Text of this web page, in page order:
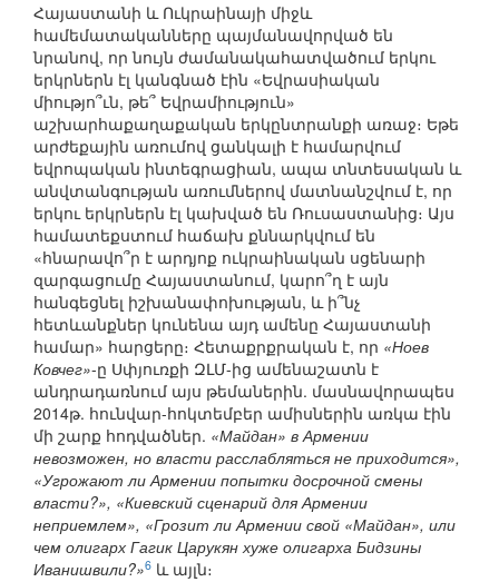
Հայաստանի և Ուկրաինայի միջև
համեմատականները պայմանավորված են
նրանով, որ նույն ժամանակահատվածում երկու
երկրներն էլ կանգնած էին «Եվրասիական
միությո՞ւն, թե՞ Եվրամիություն»
աշխարհաքաղաքական երկընտրանքի առաջ։ Եթե
արժեքային առումով ցանկալի է համարվում
եվրոպական ինտեգրացիան, ապա տնտեսական և
անվտանգության առումներով մատնանշվում է, որ
երկու երկրներն էլ կախված են Ռուսաստանից։ Այս
համատեքստում հաճախ քննարկվում են
«հնարավո՞ր է արդյոք ուկրաինական սցենարի
զարգացումը Հայաստանում, կարո՞ղ է այն
հանգեցնել իշխանափոխության, և ի՞նչ
հետևանքներ կունենա այդ ամենը Հայաստանի
համար» հարցերը։ Հետաքրքրական է, որ «Ноев
Ковчег»-ը Սփյուռքի ԶԼՄ-ից ամենաշատն է
անդրադառնում այս թեմաներին. մասնավորապես
2014թ. հունվար-հոկտեմբեր ամիսներին առկա էին
մի շարք հոդվածներ. «Майдан» в Армении
невозможен, но власти расслабляться не приходится»,
«Угрожают ли Армении попытки досрочной смены
власти?», «Киевский сценарий для Армении
неприемлем», «Грозит ли Армении свой «Майдан», или
чем олигарх Гагик Царукян хуже олигарха Бидзины
Иванишвили?»6 և այլն։